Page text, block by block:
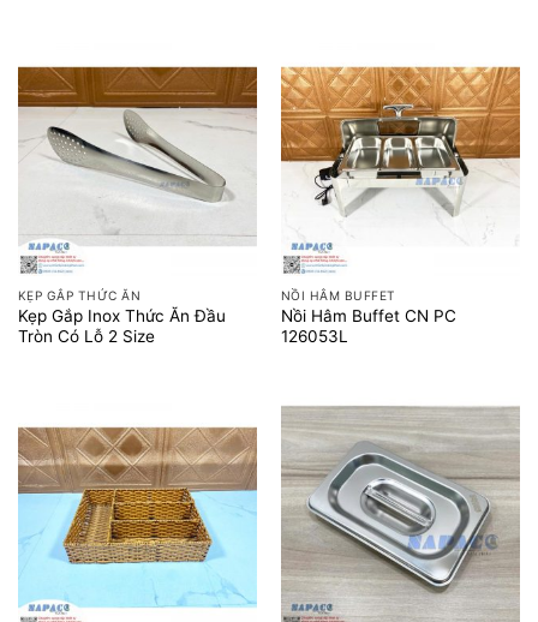
KẸP GẮP THỨC ĂN
Kẹp Gắp Inox Thức Ăn Đầu
Tròn Có Lỗ 2 Size
NỒI HÂM BUFFET
Nồi Hâm Buffet CN PC
126053L